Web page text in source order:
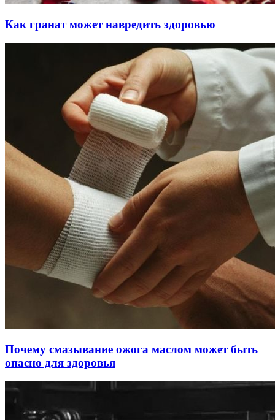
Как гранат может навредить здоровью
Почему смазывание ожога маслом может быть
опасно для здоровья